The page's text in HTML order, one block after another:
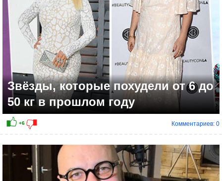
Звёзды, которые похудели от 6 до
50 кг в прошлом году
Комментариев: 0